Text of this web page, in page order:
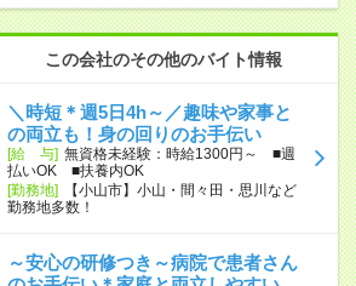
この会社のその他のバイト情報
＼時短＊週5日4h～／趣味や家事と
の両立も！身の回りのお手伝い
[給 与] 無資格未経験：時給1300円～ ■週
払いOK ■扶養内OK
[勤務地]
【小山市】小山・間々田・思川など
勤務地多数！
～安心の研修つき～病院で患者さん